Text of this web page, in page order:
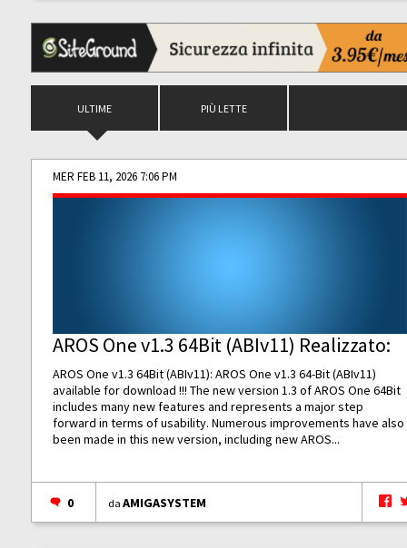
ULTIME PIÙ LETTE
MER FEB 11, 2026 7:06 PM
AROS One v1.3 64Bit (ABIv11) Realizzato:
AROS One v1.3 64Bit (ABIv11): AROS One v1.3 64-Bit (ABIv11)
available for download !!! The new version 1.3 of AROS One 64Bit
includes many new features and represents a major step
forward in terms of usability. Numerous improvements have also
been made in this new version, including new AROS...
0 daAMIGASYSTEM